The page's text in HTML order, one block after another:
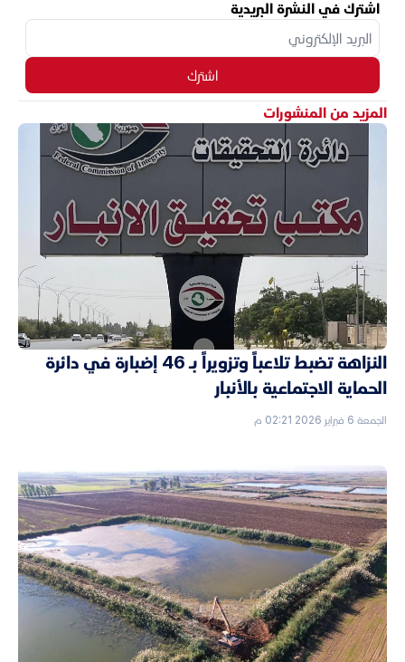
اشترك في النشرة البريدية
اشترك
المزيد من المنشورات
النزاهة تضبط تلاعباً وتزويراً بـ 46 إضبارة في دائرة
الحماية الاجتماعية بالأنبار
الجمعة 6 فبراير 2026 02:21 م